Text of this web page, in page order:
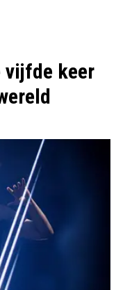
vijfde keer